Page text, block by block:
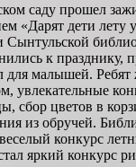
саду прошел
«Дарят дети лету
Сынтульской
к празднику,
для малышей. Ребят
увлекательные
сбор цветов в
из обручей.
конкурс
яркий конкурс